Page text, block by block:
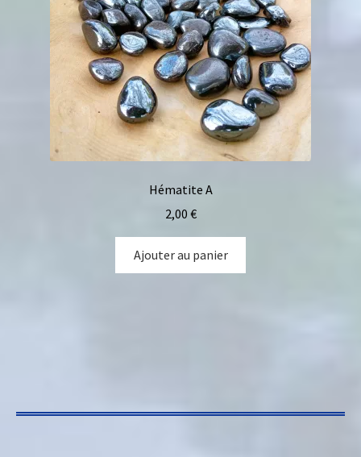
Hématite A
2,00 €
Ajouter au panier